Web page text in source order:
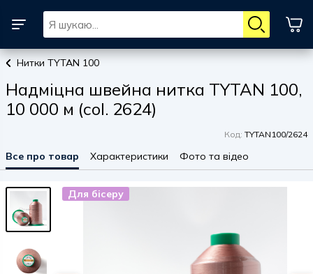
Нитки TYTAN 100
Надміцна швейна нитка TYTAN 100,
10 000 м (col. 2624)
Код: TYTAN100/2624
Все про товар Характеристики Фото та відео
Для бісеру
Для бісеру